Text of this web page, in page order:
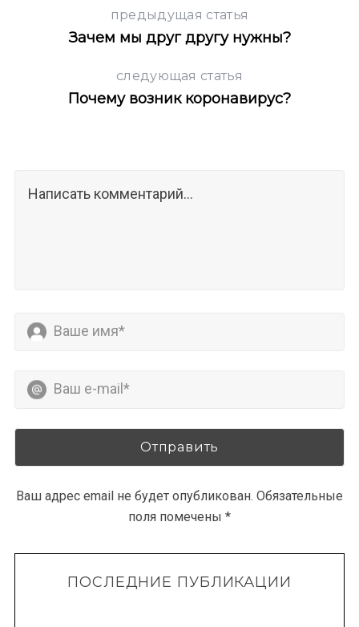
предыдущая статья
Зачем мы друг другу нужны?
следующая статья
Почему возник коронавирус?
Ваш адрес email не будет опубликован. Обязательные
поля помечены *
ПОСЛЕДНИЕ ПУБЛИКАЦИИ